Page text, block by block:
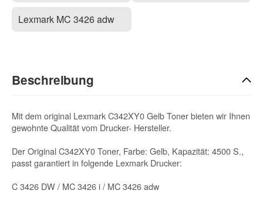
Lexmark MC 3426 adw
Beschreibung
Mit dem original Lexmark C342XY0 Gelb Toner bieten wir Ihnen
gewohnte Qualität vom Drucker- Hersteller.
Der Original C342XY0 Toner, Farbe: Gelb, Kapazität: 4500 S.,
passt garantiert in folgende Lexmark Drucker:
C 3426 DW / MC 3426 i / MC 3426 adw